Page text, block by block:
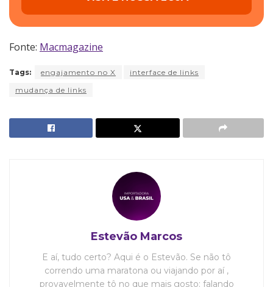
Fonte: Macmagazine
Tags: engajamento no X
interface de links
mudança de links
Estevão Marcos
E aí, tudo certo? Aqui é o Estevão. Se não tô
correndo uma maratona ou viajando por aí ,
provavelmente tô no que mais gosto: falando